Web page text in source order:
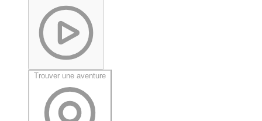
Trouver une aventure